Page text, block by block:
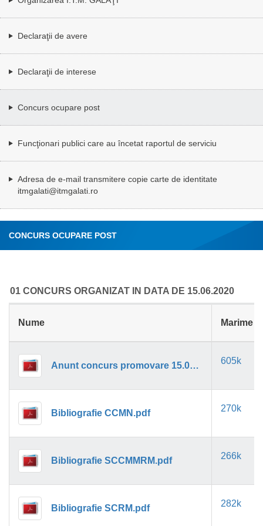
Declaraţii de avere
Declaraţii de interese
Concurs ocupare post
Funcţionari publici care au încetat raportul de serviciu
Adresa de e-mail transmitere copie carte de identitate
itmgalati@itmgalati.ro
CONCURS OCUPARE POST
01 CONCURS ORGANIZAT IN DATA DE 15.06.2020
Nume Marime
Anunt concurs promovare 15.06.2020.pdf 605k
Bibliografie CCMN.pdf 270k
Bibliografie SCCMMRM.pdf 266k
Bibliografie SCRM.pdf 282k